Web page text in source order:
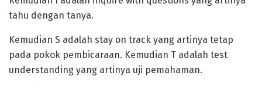
tahu dengan tanya.
Kemudian S adalah stay on track yang artinya tetap
pada pokok pembicaraan. Kemudian T adalah test
understanding yang artinya uji pemahaman.